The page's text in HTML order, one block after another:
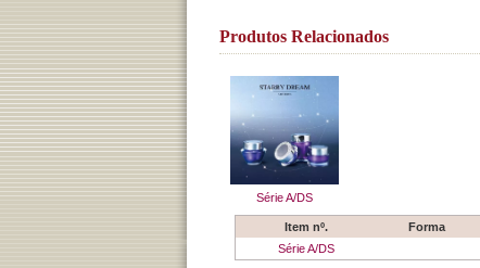
Produtos Relacionados
Série A/DS
Item nº. Forma
Série A/DS